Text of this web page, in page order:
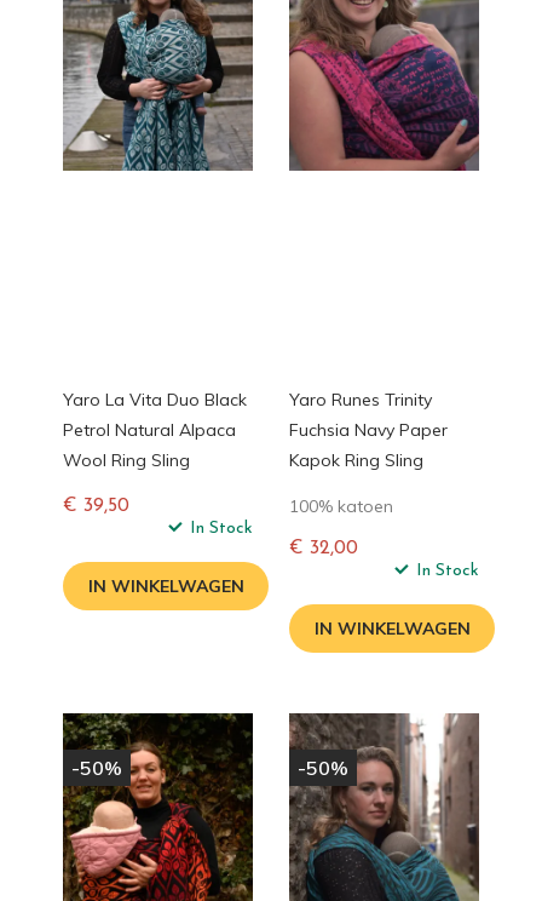
Yaro La Vita Duo Black
Petrol Natural Alpaca
Wool Ring Sling
€ 39,50
In Stock
IN WINKELWAGEN
Yaro Runes Trinity
Fuchsia Navy Paper
Kapok Ring Sling
100% katoen
€ 32,00
In Stock
IN WINKELWAGEN
-50% -50%